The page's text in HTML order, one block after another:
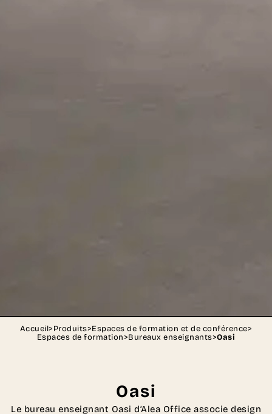
Accueil>Produits>Espaces de formation et de conférence>
Espaces de formation>Bureaux enseignants>Oasi
Oasi
Le bureau enseignant Oasi d’Alea Office associe design